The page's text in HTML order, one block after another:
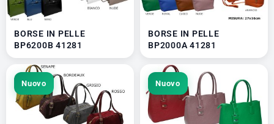
BORSE IN PELLE
BP6200B 41281
BORSE IN PELLE
BP2000A 41281
Nuovo Nuovo